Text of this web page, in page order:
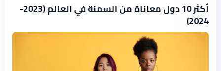
أكثر 10 دول معاناة من السمنة في العالم (2023-
2024)